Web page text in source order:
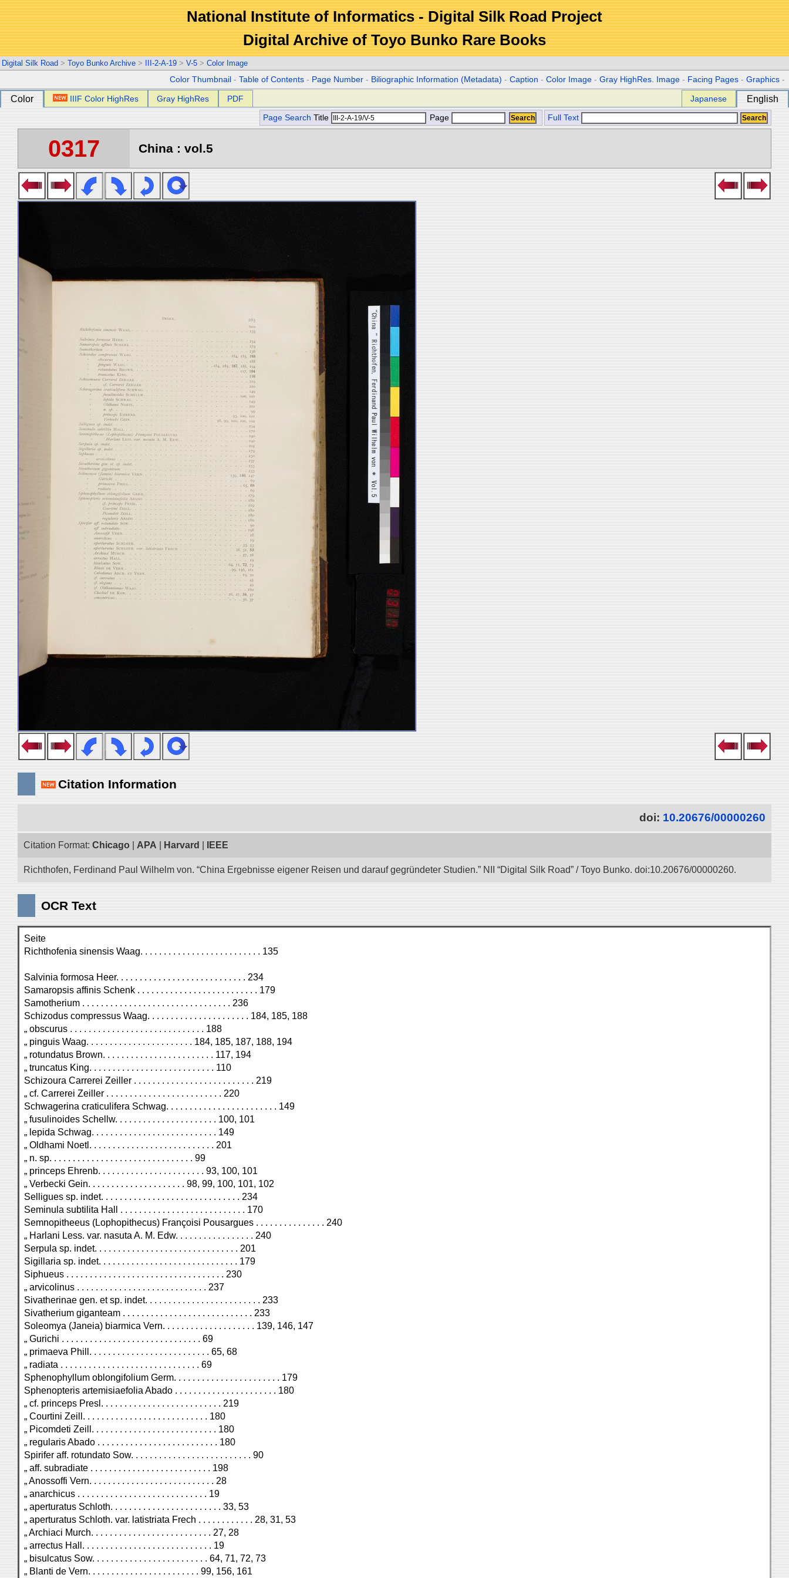
National Institute of Informatics - Digital Silk Road Project
Digital Archive of Toyo Bunko Rare Books
Digital Silk Road > Toyo Bunko Archive > III-2-A-19 > V-5 > Color Image
Color Thumbnail -Table of Contents - Page Number - Biliographic Information (Metadata) -Caption -Color Image -Gray HighRes. Image - Facing Pages -Graphics -
Color IIIF Color HighRes Gray HighRes PDF Japanese English
Page Search Title Page Full Text
0317 China : vol.5
Citation Information
doi: 10.20676/00000260
Citation Format: Chicago APA Harvard IEEE
Richthofen, Ferdinand Paul Wilhelm von. “China Ergebnisse eigener Reisen und darauf gegründeter Studien.” NII “Digital Silk Road” / Toyo Bunko. doi:10.20676/00000260.
OCR Text
Seite
Richthofenia sinensis Waag. . . . . . . . . . . . . . . . . . . . . . . . . . 135
Salvinia formosa Heer. . . . . . . . . . . . . . . . . . . . . . . . . . . . 234
Samaropsis affinis Schenk . . . . . . . . . . . . . . . . . . . . . . . . . . 179
Samotherium . . . . . . . . . . . . . . . . . . . . . . . . . . . . . . . . 236
Schizodus compressus Waag. . . . . . . . . . . . . . . . . . . . . . 184, 185, 188
„ obscurus . . . . . . . . . . . . . . . . . . . . . . . . . . . . . 188
„ pinguis Waag. . . . . . . . . . . . . . . . . . . . . . . 184, 185, 187, 188, 194
„ rotundatus Brown. . . . . . . . . . . . . . . . . . . . . . . . 117, 194
„ truncatus King. . . . . . . . . . . . . . . . . . . . . . . . . . . 110
Schizoura Carrerei Zeiller . . . . . . . . . . . . . . . . . . . . . . . . . . 219
„ cf. Carrerei Zeiller . . . . . . . . . . . . . . . . . . . . . . . . . 220
Schwagerina craticulifera Schwag. . . . . . . . . . . . . . . . . . . . . . . . 149
„ fusulinoides Schellw. . . . . . . . . . . . . . . . . . . . . . 100, 101
„ lepida Schwag. . . . . . . . . . . . . . . . . . . . . . . . . . . 149
„ Oldhami Noetl. . . . . . . . . . . . . . . . . . . . . . . . . . . 201
„ n. sp. . . . . . . . . . . . . . . . . . . . . . . . . . . . . . . 99
„ princeps Ehrenb. . . . . . . . . . . . . . . . . . . . . . . 93, 100, 101
„ Verbecki Gein. . . . . . . . . . . . . . . . . . . . . 98, 99, 100, 101, 102
Selligues sp. indet. . . . . . . . . . . . . . . . . . . . . . . . . . . . . . 234
Seminula subtilita Hall . . . . . . . . . . . . . . . . . . . . . . . . . . . 170
Semnopitheeus (Lophopithecus) Françoisi Pousargues . . . . . . . . . . . . . . . 240
„ Harlani Less. var. nasuta A. M. Edw. . . . . . . . . . . . . . . . . 240
Serpula sp. indet. . . . . . . . . . . . . . . . . . . . . . . . . . . . . . . 201
Sigillaria sp. indet. . . . . . . . . . . . . . . . . . . . . . . . . . . . . . 179
Siphueus . . . . . . . . . . . . . . . . . . . . . . . . . . . . . . . . . . 230
„ arvicolinus . . . . . . . . . . . . . . . . . . . . . . . . . . . . 237
Sivatherinae gen. et sp. indet. . . . . . . . . . . . . . . . . . . . . . . . . 233
Sivatherium giganteam . . . . . . . . . . . . . . . . . . . . . . . . . . . . 233
Soleomya (Janeia) biarmica Vern. . . . . . . . . . . . . . . . . . . . 139, 146, 147
„ Gurichi . . . . . . . . . . . . . . . . . . . . . . . . . . . . . . 69
„ primaeva Phill. . . . . . . . . . . . . . . . . . . . . . . . . . 65, 68
„ radiata . . . . . . . . . . . . . . . . . . . . . . . . . . . . . . 69
Sphenophyllum oblongifolium Germ. . . . . . . . . . . . . . . . . . . . . . . 179
Sphenopteris artemisiaefolia Abado . . . . . . . . . . . . . . . . . . . . . . 180
„ cf. princeps Presl. . . . . . . . . . . . . . . . . . . . . . . . . . 219
„ Courtini Zeill. . . . . . . . . . . . . . . . . . . . . . . . . . . 180
„ Picomdeti Zeill. . . . . . . . . . . . . . . . . . . . . . . . . . . 180
„ regularis Abado . . . . . . . . . . . . . . . . . . . . . . . . . . 180
Spirifer aff. rotundato Sow. . . . . . . . . . . . . . . . . . . . . . . . . . 90
„ aff. subradiate . . . . . . . . . . . . . . . . . . . . . . . . . . 198
„ Anossoffi Vern. . . . . . . . . . . . . . . . . . . . . . . . . . . 28
„ anarchicus . . . . . . . . . . . . . . . . . . . . . . . . . . . . 19
„ aperturatus Schloth. . . . . . . . . . . . . . . . . . . . . . . . 33, 53
„ aperturatus Schloth. var. latistriata Frech . . . . . . . . . . . . 28, 31, 53
„ Archiaci Murch. . . . . . . . . . . . . . . . . . . . . . . . . . 27, 28
„ arrectus Hall. . . . . . . . . . . . . . . . . . . . . . . . . . . . 19
„ bisulcatus Sow. . . . . . . . . . . . . . . . . . . . . . . . . 64, 71, 72, 73
„ Blanti de Vern. . . . . . . . . . . . . . . . . . . . . . . . 99, 156, 161